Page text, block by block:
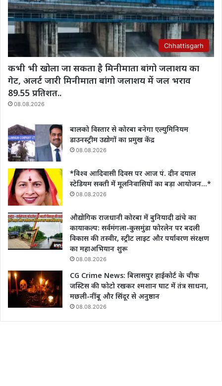
Chhattisgarh
कभी भी खोला जा सकता है मिनीमाता बांगो जलाशय का
गेट, अलर्ट जारी मिनीमाता बांगो जलाशय में जल भराव
89.55 प्रतिशत..
08.08.2026
बालको विस्तार से कोरबा बनेगा एल्युमिनियम
डाउनस्ट्रीम उद्योगों का प्रमुख केंद्र
08.08.2026
*विश्व आदिवासी दिवस पर आज पं. दीन दयाल
स्टेडियम सक्ती में मूलनिवासियों का बड़ा आयोजन…*
08.08.2026
औद्योगिक राजधानी कोरबा में बुनियादी ढांचे का
कायाकल्प: सर्वमंगला-कुसमुंडा फोरलेन पर बदली
विकास की तस्वीर, स्ट्रीट लाइट और पर्यावरण संरक्षण
का महाअभियान शुरू
08.08.2026
CG Crime News: बिलासपुर हाईकोर्ट के चीफ
जस्टिस की फोटो रखकर श्मशान घाट में तंत्र साधना,
मछली-नींबू और सिंदूर से अनुष्ठान
08.08.2026